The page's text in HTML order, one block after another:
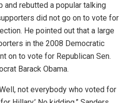
and rebutted a popular talking
did not go on to vote for
He pointed out that a large
in the 2008 Democratic
on to vote for Republican Sen.
Barack Obama.
not everybody who voted for